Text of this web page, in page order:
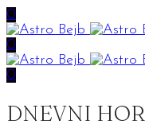
0
0
0
DNEVNI